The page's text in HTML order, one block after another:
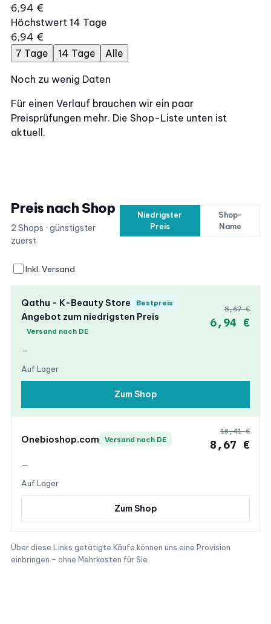
6,94 €
Höchstwert 14 Tage
6,94 €
7 Tage
14 Tage Alle
Noch zu wenig Daten
Für einen Verlauf brauchen wir ein paar
Preisprüfungen mehr. Die Shop-Liste unten ist
aktuell.
Preis nach Shop
2 Shops · günstigster
zuerst
Niedrigster
Preis
Shop-
Name
Inkl. Versand
Qathu - K-Beauty Store Bestpreis
Angebot zum niedrigsten Preis
Versand nach DE
—
Auf Lager
8,67 €
6,94 €
Zum Shop
Onebioshop.com Versand nach DE
—
Auf Lager
10,41 €
8,67 €
Zum Shop
Über diese Links getätigte Käufe können uns eine Provision
einbringen – ohne Mehrkosten für Sie.